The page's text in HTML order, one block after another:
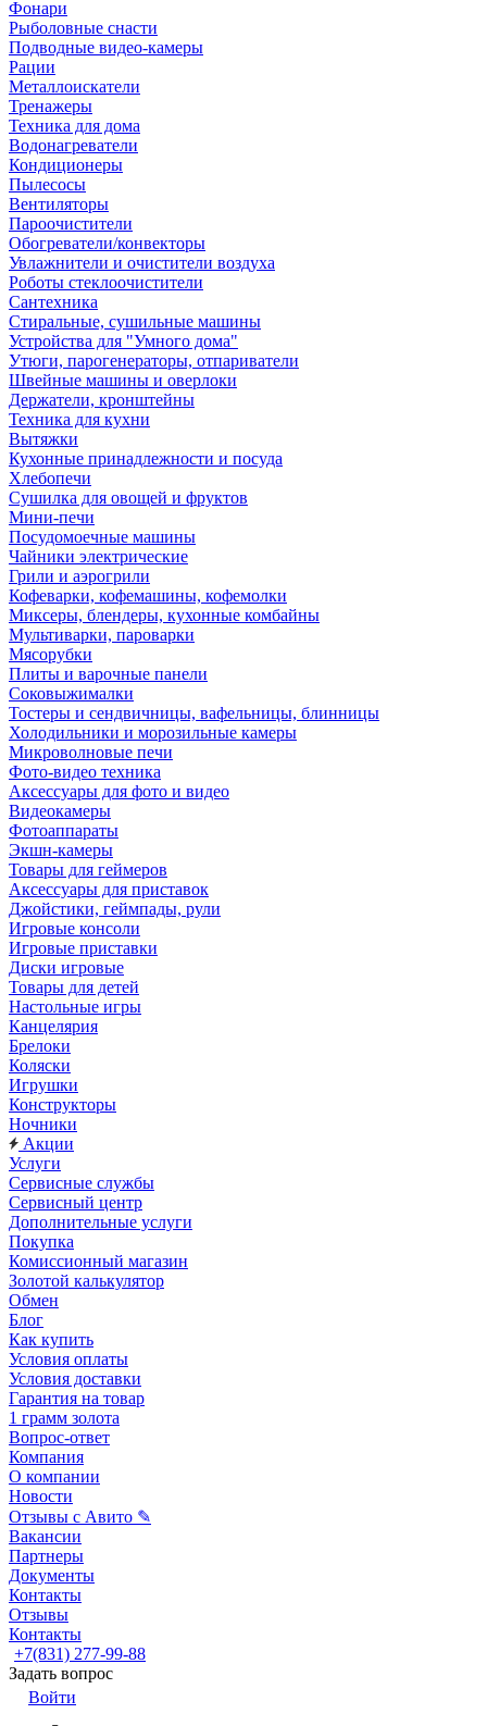
Фонари
Рыболовные снасти
Подводные видео-камеры
Рации
Металлоискатели
Тренажеры
Техника для дома
Водонагреватели
Кондиционеры
Пылесосы
Вентиляторы
Пароочистители
Обогреватели/конвекторы
Увлажнители и очистители воздуха
Роботы стеклоочистители
Сантехника
Стиральные, сушильные машины
Устройства для "Умного дома"
Утюги, парогенераторы, отпариватели
Швейные машины и оверлоки
Держатели, кронштейны
Техника для кухни
Вытяжки
Кухонные принадлежности и посуда
Хлебопечи
Сушилка для овощей и фруктов
Мини-печи
Посудомоечные машины
Чайники электрические
Грили и аэрогрили
Кофеварки, кофемашины, кофемолки
Миксеры, блендеры, кухонные комбайны
Мультиварки, пароварки
Мясорубки
Плиты и варочные панели
Соковыжималки
Тостеры и сендвичницы, вафельницы, блинницы
Холодильники и морозильные камеры
Микроволновые печи
Фото-видео техника
Аксессуары для фото и видео
Видеокамеры
Фотоаппараты
Экшн-камеры
Товары для геймеров
Аксессуары для приставок
Джойстики, геймпады, рули
Игровые консоли
Игровые приставки
Диски игровые
Товары для детей
Настольные игры
Канцелярия
Брелоки
Коляски
Игрушки
Конструкторы
Ночники
Акции
Услуги
Сервисные службы
Сервисный центр
Дополнительные услуги
Покупка
Комиссионный магазин
Золотой калькулятор
Обмен
Блог
Как купить
Условия оплаты
Условия доставки
Гарантия на товар
1 грамм золота
Вопрос-ответ
Компания
О компании
Новости
Отзывы с Авито ✎
Вакансии
Партнеры
Документы
Контакты
Отзывы
Контакты
+7(831) 277-99-88
Задать вопрос
Войти